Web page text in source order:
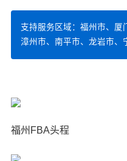
支持服务区域：福州市、厦
漳州市、南平市、龙岩市、
福州FBA头程